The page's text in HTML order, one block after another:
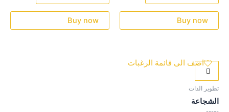
Buy now
Buy now
اضف الى قائمة الرغبات
تطوير الذات
الشجاعة